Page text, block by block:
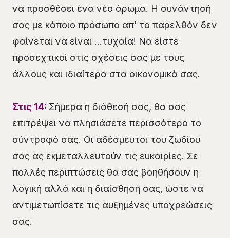
να προσθέσει ένα νέο άρωμα. Η συνάντησή
σας με κάποιο πρόσωπο απ’ το παρελθόν δεν
φαίνεται να είναι …τυχαία! Να είστε
προσεχτικοί στις σχέσεις σας με τους
άλλους και ιδιαίτερα στα οικονομικά σας.
Στις 14: Σήμερα η διάθεσή σας, θα σας
επιτρέψει να πλησιάσετε περισσότερο το
σύντροφό σας. Οι αδέσμευτοι του ζωδίου
σας ας εκμεταλλευτούν τις ευκαιρίες. Σε
πολλές περιπτώσεις θα σας βοηθήσουν η
λογική αλλά και η διαίσθησή σας, ώστε να
αντιμετωπίσετε τις αυξημένες υποχρεώσεις
σας.